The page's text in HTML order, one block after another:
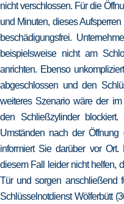
nicht verschlossen. Für die
und Minuten, dieses
beschädigungsfrei.
beispielsweise nicht am
anrichten. Ebenso
abgeschlossen und den
weiteres Szenario wäre der
den Schließzylinder
Umständen nach der
informiert Sie darüber vor
diesem Fall leider nicht helfen,
Tür und sorgen anschließend
Schlüsselnotdienst Wölferbütt